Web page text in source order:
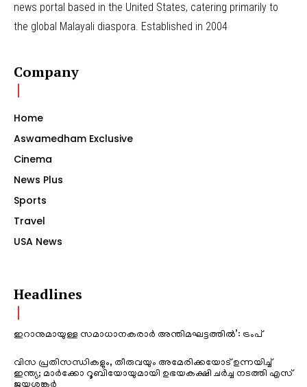
news portal based in the United States, catering primarily to
the global Malayali diaspora. Established in 2004
Company
Home
Aswamedham Exclusive
Cinema
News Plus
Sports
Travel
USA News
Headlines
ഇറാനുമായുള്ള സമാധാനകരാർ അന്തിമഘട്ടത്തിൽ‌’: ട്രംപ്
വിസ പ്രതിസന്ധികളും, തീരുവയും അമേരിക്കയോട് ഉന്നയിച്ച്
ഇന്ത്യ; മാർക്കോ റൂബിയോയുമായി ഉഭയകക്ഷി ചർച്ച നടത്തി എസ്